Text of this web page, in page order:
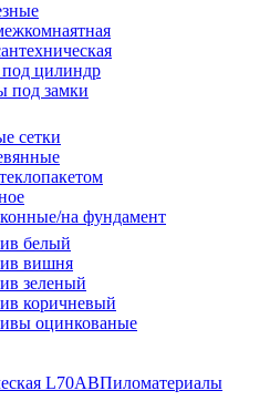
цилиндр
под замки
сетки
на фундамент
белый
вишня
зеленый
коричневый
оцинкованые
Пиломатериалы